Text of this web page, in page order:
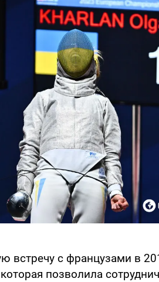
встречу с французами в
позволила